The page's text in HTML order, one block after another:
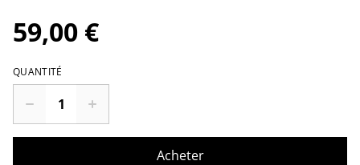
59,00 €
QUANTITÉ
Acheter